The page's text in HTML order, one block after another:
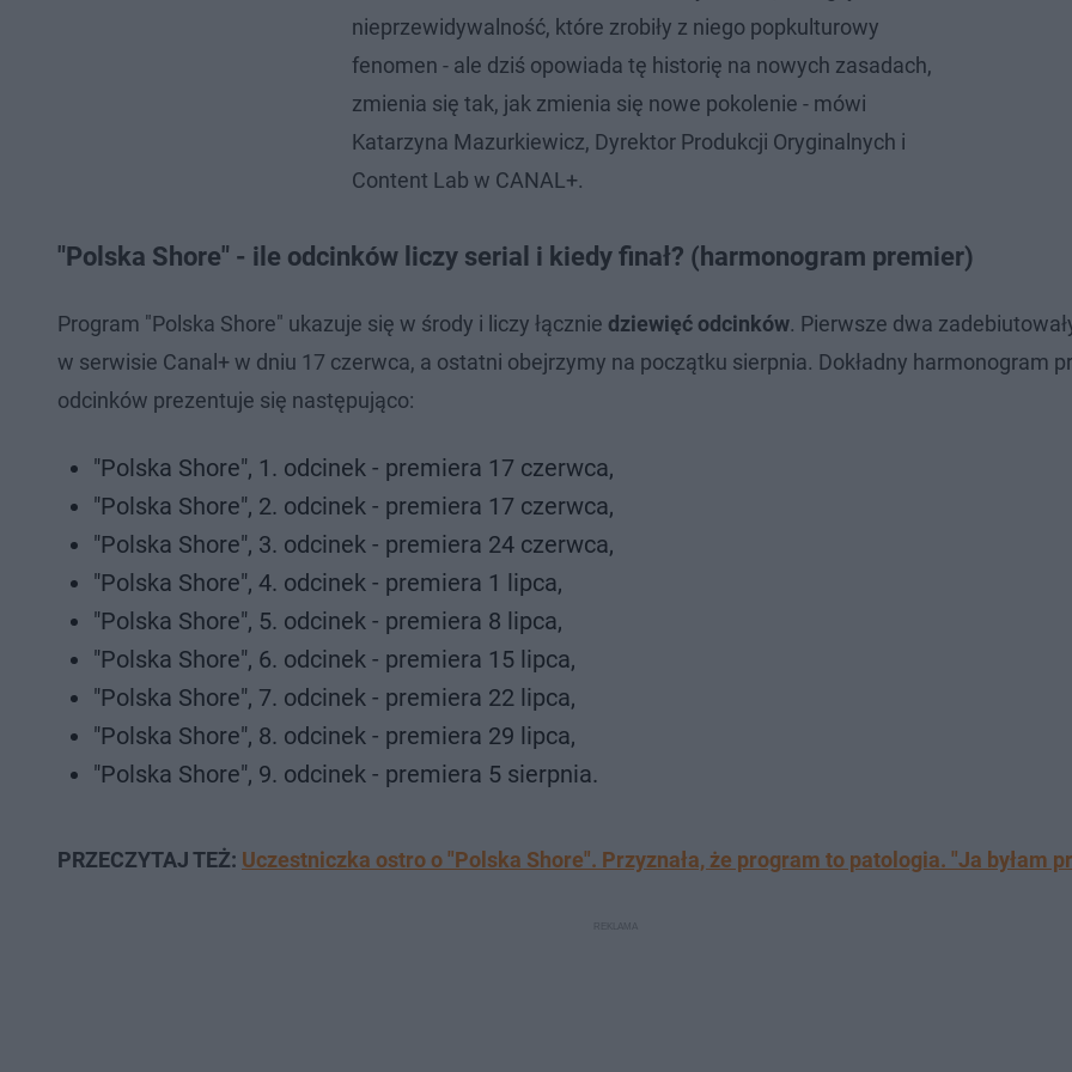
nieprzewidywalność, które zrobiły z niego popkulturowy
fenomen - ale dziś opowiada tę historię na nowych zasadach,
zmienia się tak, jak zmienia się nowe pokolenie - mówi
Katarzyna Mazurkiewicz, Dyrektor Produkcji Oryginalnych i
Content Lab w CANAL+.
"Polska Shore" - ile odcinków liczy serial i kiedy finał? (harmonogram premier)
Program "Polska Shore" ukazuje się w środy i liczy łącznie dziewięć odcinków. Pierwsze dwa
w serwisie Canal+ w dniu 17 czerwca, a ostatni obejrzymy na początku sierpnia. Dokładny harmonogram
odcinków prezentuje się następująco:
"Polska Shore", 1. odcinek - premiera 17 czerwca,
"Polska Shore", 2. odcinek - premiera 17 czerwca,
"Polska Shore", 3. odcinek - premiera 24 czerwca,
"Polska Shore", 4. odcinek - premiera 1 lipca,
"Polska Shore", 5. odcinek - premiera 8 lipca,
"Polska Shore", 6. odcinek - premiera 15 lipca,
"Polska Shore", 7. odcinek - premiera 22 lipca,
"Polska Shore", 8. odcinek - premiera 29 lipca,
"Polska Shore", 9. odcinek - premiera 5 sierpnia.
PRZECZYTAJ TEŻ: Uczestniczka ostro o "Polska Shore". Przyznała, że program to patologia. "Ja byłam